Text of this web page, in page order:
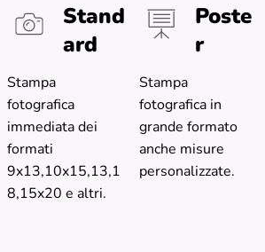
Stand
ard
Stampa
fotografica
immediata dei
formati
9x13,10x15,13,1
8,15x20 e altri.
Poste
r
Stampa
fotografica in
grande formato
anche misure
personalizzate.